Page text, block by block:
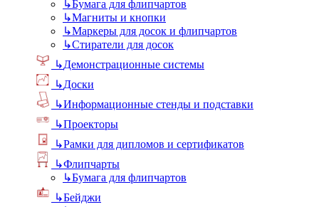
↳Бумага для флипчартов
↳Магниты и кнопки
↳Маркеры для досок и флипчартов
↳Стиратели для досок
↳Демонстрационные системы
↳Доски
↳Информационные стенды и подставки
↳Проекторы
↳Рамки для дипломов и сертификатов
↳Флипчарты
↳Бумага для флипчартов
↳Бейджи